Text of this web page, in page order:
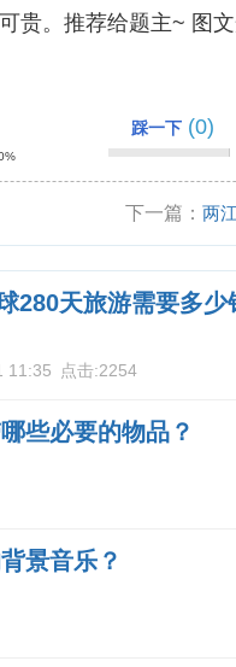
贵。推荐给题主~ 图
踩一下 (0)
下一篇：两
个最好？
280天旅游需要多少
11:35 点击:2254
些必要的物品？
景音乐？